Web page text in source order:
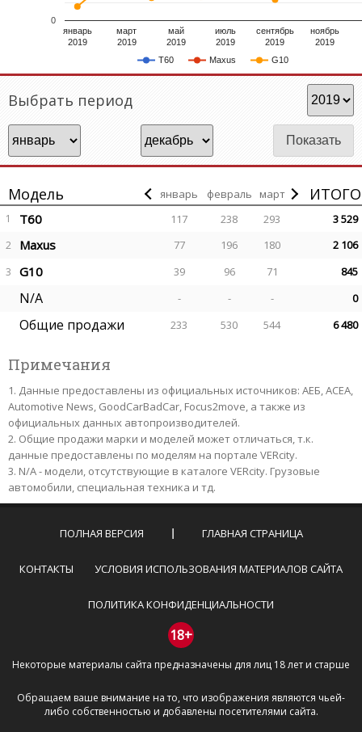
T60 Maxus G10
январь
2019
март
2019
май
2019
июль
2019
сентябрь
2019
ноябрь
2019
0
Выбрать период
Модель январь февраль март ИТОГО
1 T60 117 238 293 3 529
2 Maxus 77 196 180 2 106
3 G10 39 96 71 845
N/A - - - 0
Общие продажи 233 530 544 6 480
Примечания
Данные предоставлены из официальных источников: АЕБ, АСЕА,
Automotive News, GoodCarBadCar, Focus2move, а также из
официальных данных автопроизводителей.
Общие продажи марки и моделей может отличаться, т.к.
данные предоставлены по моделям на портале VERcity.
N/A - модели, отсутствующие в каталоге VERcity. Грузовые
автомобили, специальная техника и тд.
ПОЛНАЯ ВЕРСИЯ ГЛАВНАЯ СТРАНИЦА
КОНТАКТЫ УСЛОВИЯ ИСПОЛЬЗОВАНИЯ МАТЕРИАЛОВ САЙТА
ПОЛИТИКА КОНФИДЕНЦИАЛЬНОСТИ
18+
Некоторые материалы сайта предназначены для лиц 18 лет и старше
Обращаем ваше внимание на то, что изображения являются чьей-
либо собственностью и добавлены посетителями сайта.